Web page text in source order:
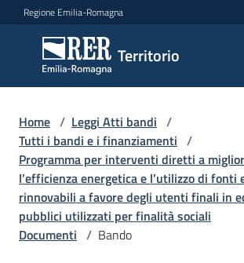
Vai al contenuto
Vai alla navigazione
Vai al footer
Regione Emilia-Romagna
Territorio
Territorio
Argomenti
Novità
Servizi
Home / Leggi Atti bandi /
Tutti i bandi e i finanziamenti /
Programma per interventi diretti a
l’efficienza energetica e l’utilizzo di fonti
rinnovabili a favore degli utenti finali in
pubblici utilizzati per finalità sociali
Documenti / Bando